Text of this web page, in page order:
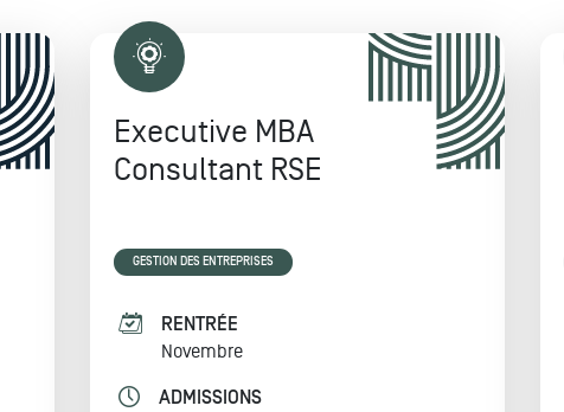
Executive MBA
Consultant RSE
GESTION DES ENTREPRISES
RENTRÉE
Novembre
ADMISSIONS